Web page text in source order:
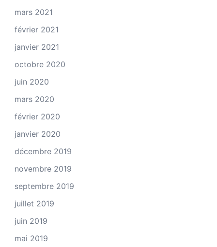
mars 2021
février 2021
janvier 2021
octobre 2020
juin 2020
mars 2020
février 2020
janvier 2020
décembre 2019
novembre 2019
septembre 2019
juillet 2019
juin 2019
mai 2019